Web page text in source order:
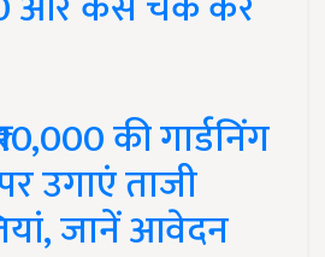
की गार्डनिंग
उगाएं ताजी
जानें आवेदन